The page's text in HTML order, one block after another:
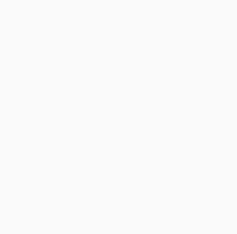
zarobil a niekto
tú predraženú menu.
na začiatku je hodnota 0,2
povedzme 1800, ale môže to
toto sú obrovské nárasty.
kúpi pri 118000 a potom to do
na nulu, tak vlastne
To je to nebezpečenstvo.